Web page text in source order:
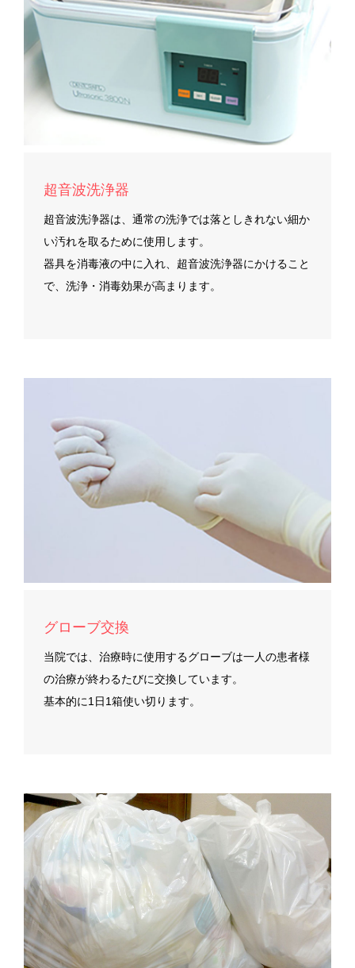
超音波洗浄器
超音波洗浄器は、通常の洗浄では落としきれない細か
い汚れを取るために使用します。
器具を消毒液の中に入れ、超音波洗浄器にかけること
で、洗浄・消毒効果が高まります。
グローブ交換
当院では、治療時に使用するグローブは一人の患者様
の治療が終わるたびに交換しています。
基本的に1日1箱使い切ります。